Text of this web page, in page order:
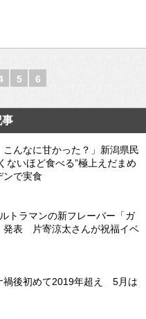
5 6
事
こんなに甘かった？」新潟県民
ないほど食べる”極上えだまめ
ンで実食
トラマンの新フレーバー「ガ
発表 片寄涼太さんが祝福イベ
禍後初めて2019年超え 5月は